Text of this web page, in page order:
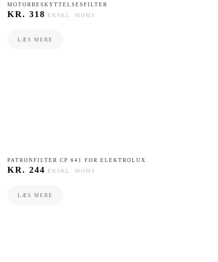
MOTORBESKYTTELSESFILTER
KR. 318 EKSKL. MOMS
LÆS MERE
PATRONFILTER CP 641 FOR ELEKTROLUX
KR. 244 EKSKL. MOMS
LÆS MERE